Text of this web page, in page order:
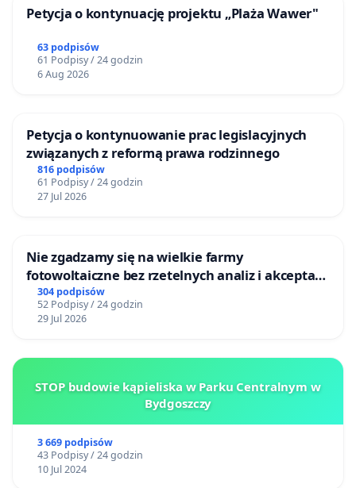
Petycja o kontynuację projektu „Plaża Wawer"
63 podpisów
61 Podpisy / 24 godzin
6 Aug 2026
Petycja o kontynuowanie prac legislacyjnych
związanych z reformą prawa rodzinnego
816 podpisów
61 Podpisy / 24 godzin
27 Jul 2026
Nie zgadzamy się na wielkie farmy
fotowoltaiczne bez rzetelnych analiz i akceptacji
mieszkańców
304 podpisów
52 Podpisy / 24 godzin
29 Jul 2026
STOP budowie kąpieliska w Parku Centralnym w
Bydgoszczy
3 669 podpisów
43 Podpisy / 24 godzin
10 Jul 2024